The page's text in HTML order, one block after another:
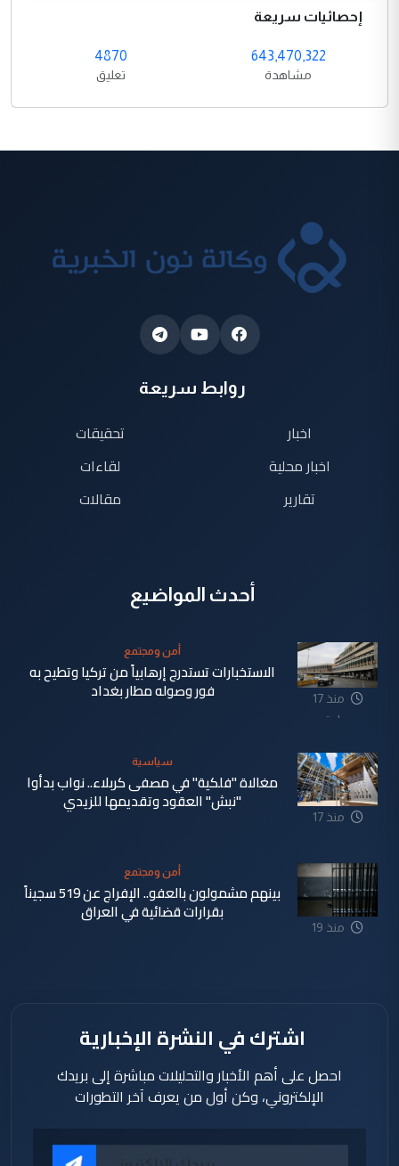
إحصائيات سريعة
643,470,322
مشاهدة
4870
تعليق
روابط سريعة
اخبار
اخبار محلية
تقارير
تحقيقات
لقاءات
مقالات
أحدث المواضيع
منذ 17
ساعة
أمن ومجتمع
الاستخبارات تستدرج إرهابياً من تركيا وتطيح به
فور وصوله مطار بغداد
منذ 17
سياسية
مغالاة "فلكية" في مصفى كربلاء.. نواب بدأوا
"نبش" العقود وتقديمها للزيدي
منذ 19
أمن ومجتمع
بينهم مشمولون بالعفو.. الإفراج عن 519 سجيناً
بقرارات قضائية في العراق
اشترك في النشرة الإخبارية
احصل على أهم الأخبار والتحليلات مباشرة إلى بريدك
الإلكتروني، وكن أول من يعرف آخر التطورات